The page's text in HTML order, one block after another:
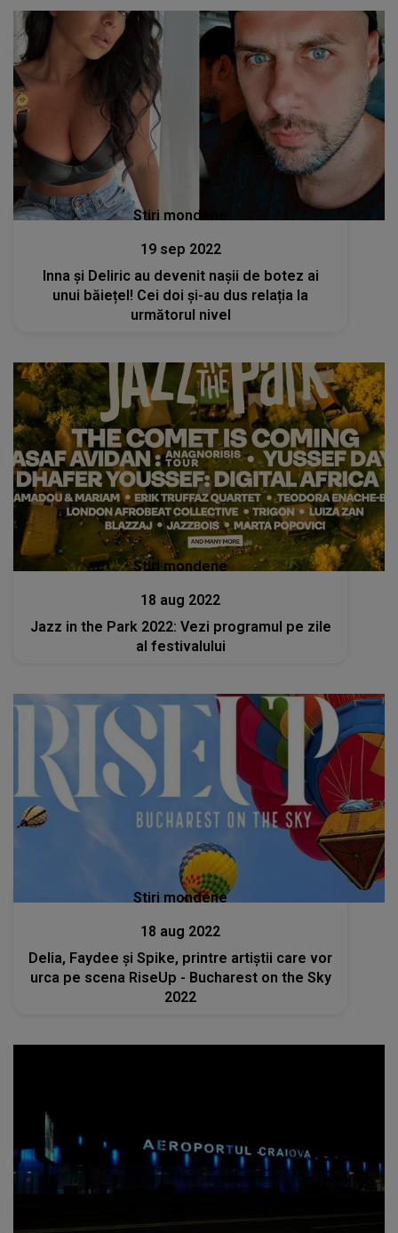
Stiri mondene
19 sep 2022
Inna și Deliric au devenit nașii de botez ai
unui băiețel! Cei doi și-au dus relația la
următorul nivel
Stiri mondene
18 aug 2022
Jazz in the Park 2022: Vezi programul pe zile
al festivalului
Stiri mondene
18 aug 2022
Delia, Faydee și Spike, printre artiștii care vor
urca pe scena RiseUp - Bucharest on the Sky
2022